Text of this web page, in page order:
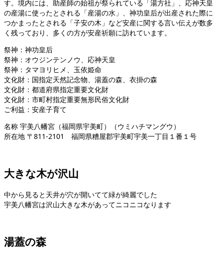
す。境内には、助産師の始祖が祭られている「湯方社」、応神天皇
の産湯に使ったとされる「産湯の水」、神功皇后が出産された際に
つかまったとされる「子安の木」など安産に関する言い伝えが数多
く残っており、多くの方が安産祈願に訪れています。
祭神：神功皇后
祭神：オウジンテンノウ、応神天皇
祭神：タマヨリヒメ、玉依姫命
文化財：国指定天然記念物、湯蓋の森、衣掛の森
文化財：都道府県指定重要文化財
文化財：市町村指定重要無形民俗文化財
ご利益：安産子育て
名称 宇美八幡宮（福岡県宇美町）（ウミハチマングウ）
所在地 〒811-2101 福岡県糟屋郡宇美町宇美一丁目１番１号
大きな木が沢山
中から見ると天井が穴が開いてて緑が綺麗でした
宇美八幡宮は沢山大きな木があってニコニコなります
湯蓋の森